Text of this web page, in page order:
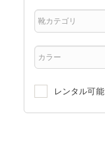
レンタル可能